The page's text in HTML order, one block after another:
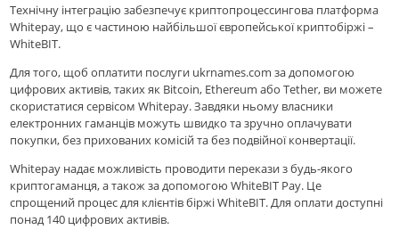
Технічну інтеграцію забезпечує криптопроцессингова платформа
Whitepay, що є частиною найбільшої європейської криптобіржі –
WhiteBIT.
Для того, щоб оплатити послуги ukrnames.com за допомогою
цифрових активів, таких як Bitcoin, Ethereum або Tether, ви можете
скористатися сервісом Whitepay. Завдяки ньому власники
електронних гаманців можуть швидко та зручно оплачувати
покупки, без прихованих комісій та без подвійної конвертації.
Whitepay надає можливість проводити перекази з будь-якого
криптогаманця, а також за допомогою WhiteBIT Pay. Це
спрощений процес для клієнтів біржі WhiteBIT. Для оплати доступні
понад 140 цифрових активів.